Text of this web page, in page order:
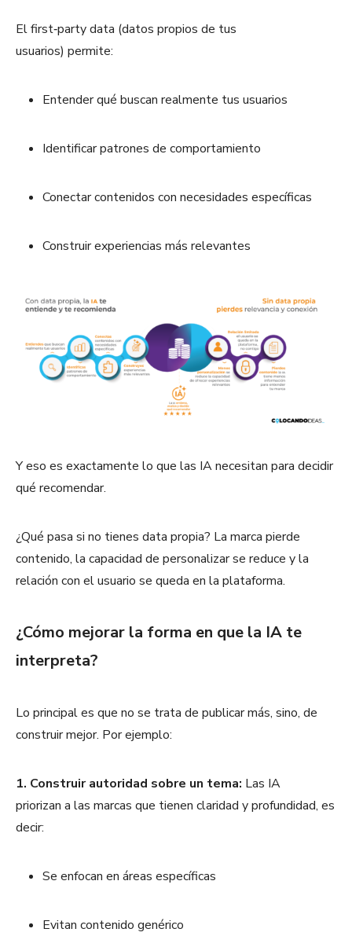
El first‑party data (datos propios de tus
usuarios) permite:
Entender qué buscan realmente tus usuarios
Identificar patrones de comportamiento
Conectar contenidos con necesidades específicas
Construir experiencias más relevantes
Y eso es exactamente lo que las IA necesitan para decidir
qué recomendar.
¿Qué pasa si no tienes data propia? La marca pierde
contenido, la capacidad de personalizar se reduce y la
relación con el usuario se queda en la plataforma.
¿Cómo mejorar la forma en que la IA te
interpreta?
Lo principal es que no se trata de publicar más, sino, de
construir mejor. Por ejemplo:
1. Construir autoridad sobre un tema: Las IA
priorizan a las marcas que tienen claridad y profundidad, es
decir:
Se enfocan en áreas específicas
Evitan contenido genérico